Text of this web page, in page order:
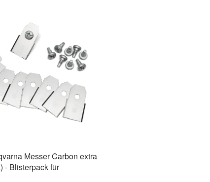
Messer Carbon extra
- Blisterpack für